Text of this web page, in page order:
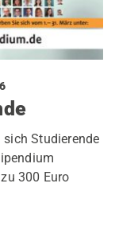
Studierende
300 Euro